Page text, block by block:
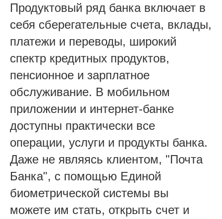
Продуктовый ряд банка включает в
себя сберегательные счета, вклады,
платежи и переводы, широкий
спектр кредитных продуктов,
пенсионное и зарплатное
обслуживание. В мобильном
приложении и интернет-банке
доступны практически все
операции, услуги и продукты банка.
Даже не являясь клиентом, "Почта
Банка", с помощью Единой
биометрической системы вы
можете им стать, открыть счет и